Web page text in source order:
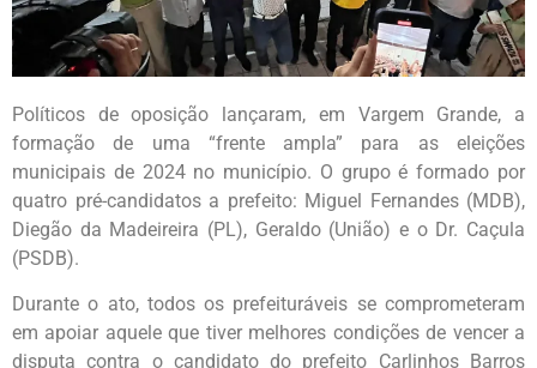
Políticos de oposição lançaram, em Vargem Grande, a
formação de uma “frente ampla” para as eleições
municipais de 2024 no município. O grupo é formado por
quatro pré-candidatos a prefeito: Miguel Fernandes (MDB),
Diegão da Madeireira (PL), Geraldo (União) e o Dr. Caçula
(PSDB).
Durante o ato, todos os prefeituráveis se comprometeram
em apoiar aquele que tiver melhores condições de vencer a
disputa contra o candidato do prefeito Carlinhos Barros